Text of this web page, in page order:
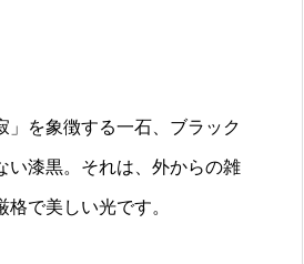
」を象徴する一石、ブラック
い漆黒。それは、外からの雑
で美しい光です。